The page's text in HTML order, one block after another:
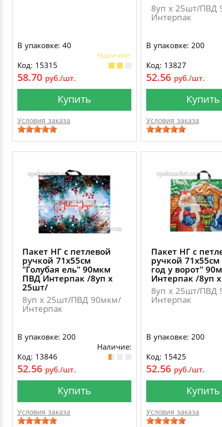
В упаковке: 40
Наличие:
Код: 15315
58.70 руб./шт.
Купить
Условия заказа
8уп х 25шт/ПВД
Интерпак
В упаковке: 200
Код: 13827
52.56 руб./шт.
Купить
Условия заказа
Пакет НГ с петлевой
ручкой 71х55см
"Голубая ель" 90мкм
ПВД Интерпак /8уп х
25шт/
8уп х 25шт/ПВД 90мкм/
Интерпак
В упаковке: 200
Наличие:
Код: 13846
52.56 руб./шт.
Купить
Условия заказа
Пакет НГ с
ручкой
год у ворот"
Интерпак /8уп
8уп х 25шт/ПВД
Интерпак
В упаковке: 200
Код: 15425
52.56 руб./шт.
Купить
Условия заказа